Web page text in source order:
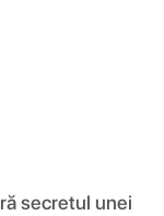
secretul unei